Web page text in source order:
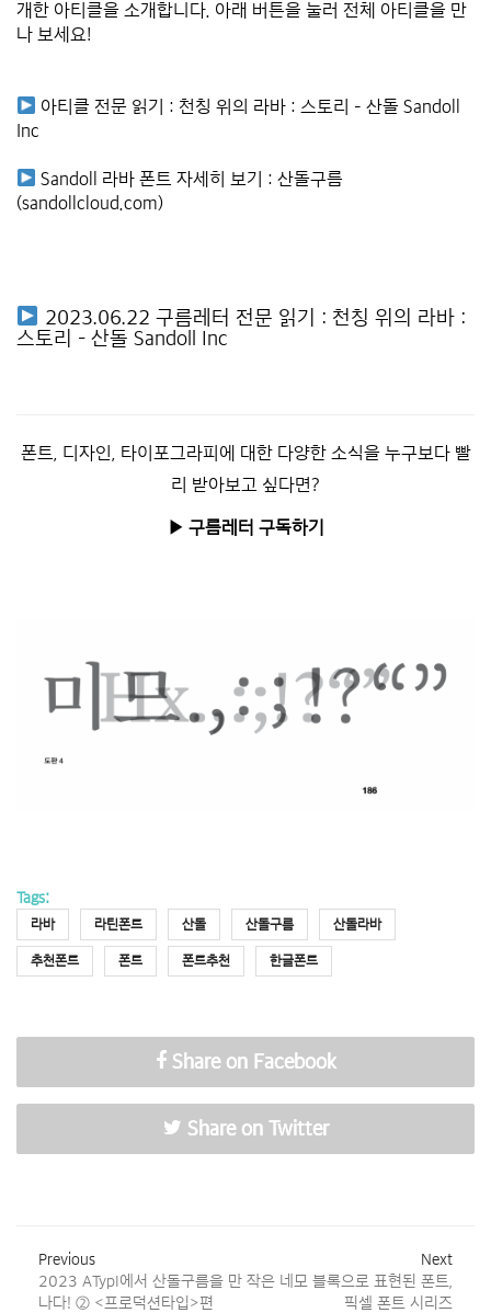
개한 아티클을 소개합니다. 아래 버튼을 눌러 전체 아티클을 만
나 보세요!
아티클 전문 읽기 : 천칭 위의 라바 : 스토리 – 산돌 Sandoll
Inc
Sandoll 라바 폰트 자세히 보기 :산돌구름
(sandollcloud.com)
2023.06.22 구름레터 전문 읽기 : 천칭 위의 라바 :
스토리 – 산돌 Sandoll Inc
폰트, 디자인, 타이포그라피에 대한 다양한 소식을 누구보다 빨
리 받아보고 싶다면?
▶︎ 구름레터 구독하기
Tags:
라바 라틴폰트 산돌 산돌구름 산돌라바
추천폰트 폰트 폰트추천 한글폰트
Share on Facebook
Share on Twitter
Previous
2023 ATypI에서 산돌구름을 만
나다! ② <프로덕션타입>편
Next
작은 네모 블록으로 표현된 폰트,
픽셀 폰트 시리즈